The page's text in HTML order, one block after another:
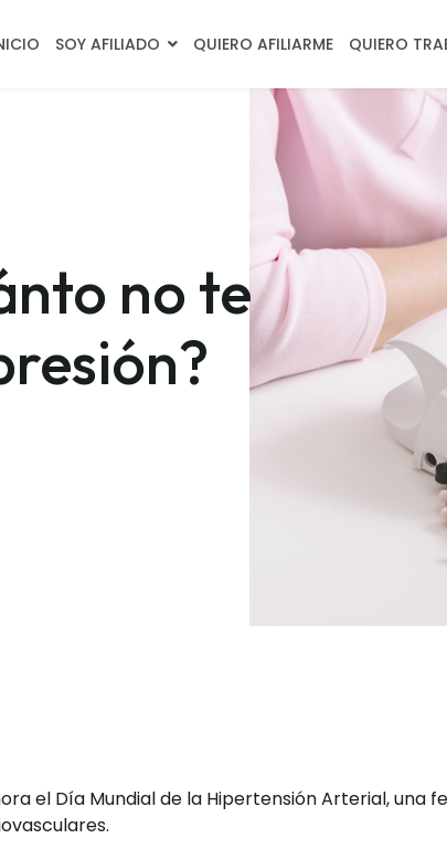
SOY AFILIADO QUIERO AFILIARME QUIERO
no te
el Día Mundial de la Hipertensión Arterial,